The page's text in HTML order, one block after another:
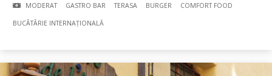
MODERAT GASTRO BAR TERASA BURGER COMFORT FOOD
BUCÃTÃRIE INTERNAȚIONALĂ